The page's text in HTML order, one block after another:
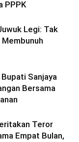
PPPK
Legi: Tak
Sanjaya
Bersama
Teror
Empat Bulan,